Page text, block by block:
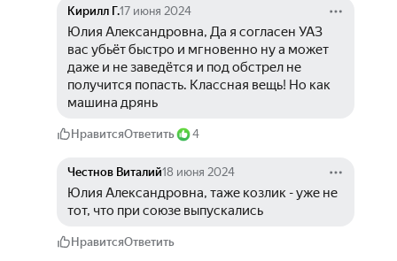
Кирилл Г.17 июня 2024
Юлия Александровна, Да я согласен УАЗ
вас убьёт быстро и мгновенно ну а может
даже и не заведётся и под обстрел не
получится попасть. Классная вещь! Но как
машина дрянь
НравитсяОтветить 4
Честнов Виталий18 июня 2024
Юлия Александровна, таже козлик - уже не
тот, что при союзе выпускались
НравитсяОтветить